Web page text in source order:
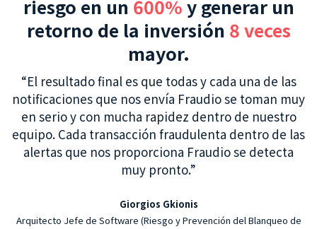
riesgo en un 600%y generar un
retorno de la inversión 8 veces
mayor.
“El resultado final es que todas y cada una de las
notificaciones que nos envía Fraudio se toman muy
en serio y con mucha rapidez dentro de nuestro
equipo. Cada transacción fraudulenta dentro de las
alertas que nos proporciona Fraudio se detecta
muy pronto.”
Giorgios Gkionis
Arquitecto Jefe de Software (Riesgo y Prevención del Blanqueo de